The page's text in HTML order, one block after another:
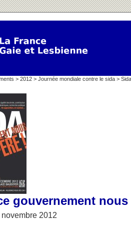
> 2012 > Journée mondiale contre le sida >
gouvernement nous
2012